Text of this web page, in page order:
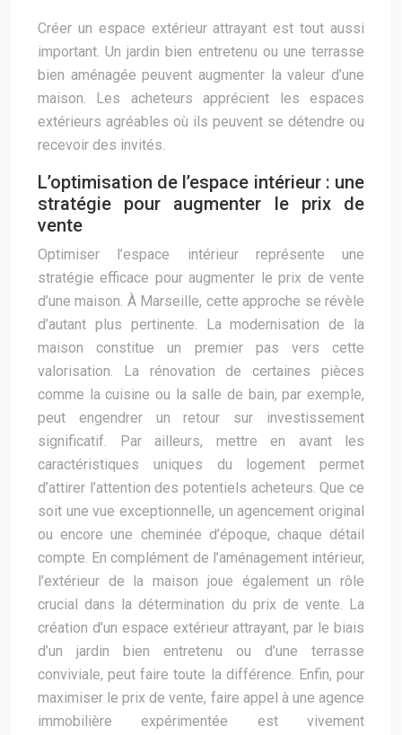
Créer un espace extérieur attrayant est tout aussi
important. Un jardin bien entretenu ou une terrasse
bien aménagée peuvent augmenter la valeur d’une
maison. Les acheteurs apprécient les espaces
extérieurs agréables où ils peuvent se détendre ou
recevoir des invités.
L’optimisation de l’espace intérieur : une
stratégie pour augmenter le prix de
vente
Optimiser l’espace intérieur représente une
stratégie efficace pour augmenter le prix de vente
d’une maison. À Marseille, cette approche se révèle
d’autant plus pertinente. La modernisation de la
maison constitue un premier pas vers cette
valorisation. La rénovation de certaines pièces
comme la cuisine ou la salle de bain, par exemple,
peut engendrer un retour sur investissement
significatif. Par ailleurs, mettre en avant les
caractéristiques uniques du logement permet
d’attirer l’attention des potentiels acheteurs. Que ce
soit une vue exceptionnelle, un agencement original
ou encore une cheminée d’époque, chaque détail
compte. En complément de l’aménagement intérieur,
l’extérieur de la maison joue également un rôle
crucial dans la détermination du prix de vente. La
création d’un espace extérieur attrayant, par le biais
d’un jardin bien entretenu ou d’une terrasse
conviviale, peut faire toute la différence. Enfin, pour
maximiser le prix de vente, faire appel à une agence
immobilière expérimentée est vivement